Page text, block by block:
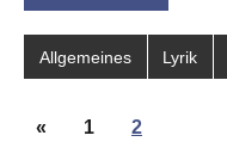
Allgemeines Lyrik
Seitennummerierung
«Vorherige
1 2